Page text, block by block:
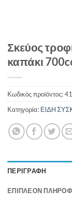
Σκεύος
καπάκι
Κωδικός προϊόντος:
Κατηγορία: ΕΙΔΗ
ΠΕΡΙΓΡΑΦΉ
ΕΠΙΠΛΈΟΝ